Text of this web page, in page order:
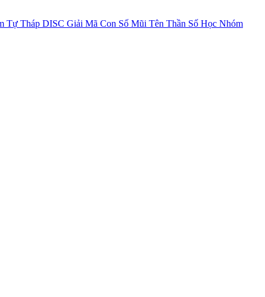
Tự Tháp DISC Giải Mã Con Số Mũi Tên Thần Số Học Nhóm